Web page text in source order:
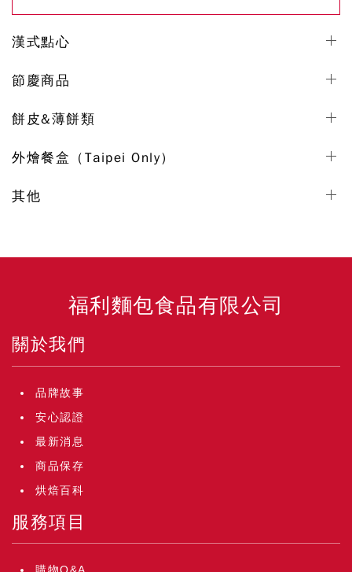
漢式點心
節慶商品
餅皮&薄餅類
外燴餐盒（Taipei Only）
其他
福利麵包食品有限公司
關於我們
品牌故事
安心認證
最新消息
商品保存
烘焙百科
服務項目